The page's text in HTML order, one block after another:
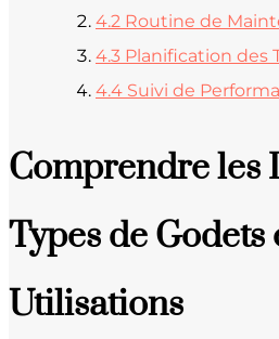
4.2 Routine de
4.3 Planification des
4.4 Suivi de
Comprendre les
Types de Godets
Utilisations